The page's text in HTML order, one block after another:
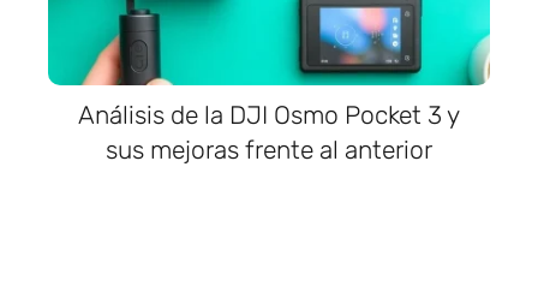
Análisis de la DJI Osmo Pocket 3 y
sus mejoras frente al anterior